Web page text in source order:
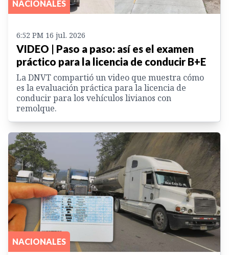
NACIONALES
6:52 PM 16 jul. 2026
VIDEO | Paso a paso: así es el examen
práctico para la licencia de conducir B+E
La DNVT compartió un video que muestra cómo
es la evaluación práctica para la licencia de
conducir para los vehículos livianos con
remolque.
NACIONALES